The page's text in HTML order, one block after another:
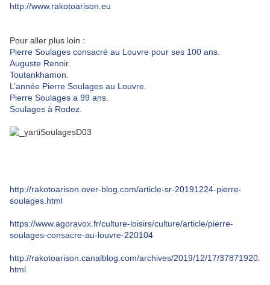
http://www.rakotoarison.eu
Pour aller plus loin :
Pierre Soulages consacré au Louvre pour ses 100 ans.
Auguste Renoir.
Toutankhamon.
L’année Pierre Soulages au Louvre.
Pierre Soulages a 99 ans.
Soulages à Rodez.
http://rakotoarison.over-blog.com/article-sr-20191224-pierre-
soulages.html
https://www.agoravox.fr/culture-loisirs/culture/article/pierre-
soulages-consacre-au-louvre-220104
http://rakotoarison.canalblog.com/archives/2019/12/17/37871920.
html